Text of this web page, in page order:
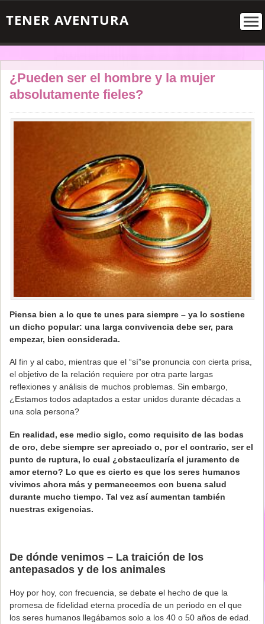
TENER AVENTURA
¿Pueden ser el hombre y la mujer
absolutamente fieles?
Piensa bien a lo que te unes para siempre – ya lo sostiene
un dicho popular: una larga convivencia debe ser, para
empezar, bien considerada.
Al fin y al cabo, mientras que el “sí”se pronuncia con cierta prisa,
el objetivo de la relación requiere por otra parte largas
reflexiones y análisis de muchos problemas. Sin embargo,
¿Estamos todos adaptados a estar unidos durante décadas a
una sola persona?
En realidad, ese medio siglo, como requisito de las bodas
de oro, debe siempre ser apreciado o, por el contrario, ser el
punto de ruptura, lo cual ¿obstaculizaría el juramento de
amor eterno? Lo que es cierto es que los seres humanos
vivimos ahora más y permanecemos con buena salud
durante mucho tiempo. Tal vez así aumentan también
nuestras exigencias.
De dónde venimos – La traición de los
antepasados y de los animales
Hoy por hoy, con frecuencia, se debate el hecho de que la
promesa de fidelidad eterna procedía de un periodo en el que
los seres humanos llegábamos solo a los 40 o 50 años de edad.